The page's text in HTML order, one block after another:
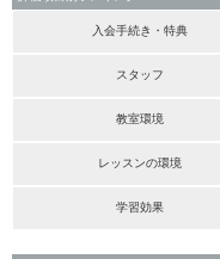
入会手続き・特典
スタッフ
教室環境
レッスンの環境
学習効果